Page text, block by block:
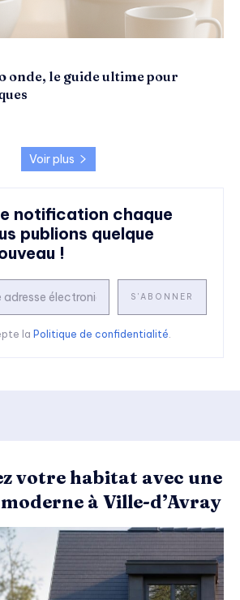
onde, le guide ultime pour
Voir plus
notification chaque
publions quelque
!
S'ABONNER
la Politique de confidentialité
votre habitat avec une
à Ville-d’Avray